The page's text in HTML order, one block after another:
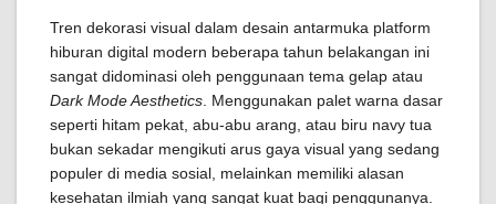
Tren dekorasi visual dalam desain antarmuka platform
hiburan digital modern beberapa tahun belakangan ini
sangat didominasi oleh penggunaan tema gelap atau
Dark Mode Aesthetics . Menggunakan palet warna dasar
seperti hitam pekat, abu-abu arang, atau biru navy tua
bukan sekadar mengikuti arus gaya visual yang sedang
populer di media sosial, melainkan memiliki alasan
kesehatan ilmiah yang sangat kuat bagi penggunanya.